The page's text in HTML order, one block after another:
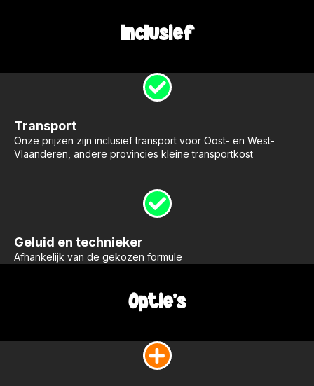
Inclusief
Transport
Onze prijzen zijn inclusief transport voor Oost- en West-
Vlaanderen, andere provincies kleine transportkost
Geluid en technieker
Afhankelijk van de gekozen formule
Optie's